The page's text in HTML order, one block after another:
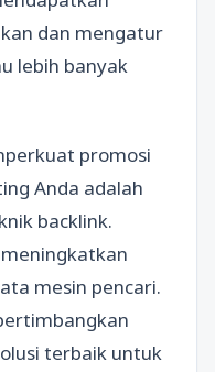
dan mengatur
lebih banyak
promosi
Anda adalah
backlink.
mesin pencari.
terbaik untuk